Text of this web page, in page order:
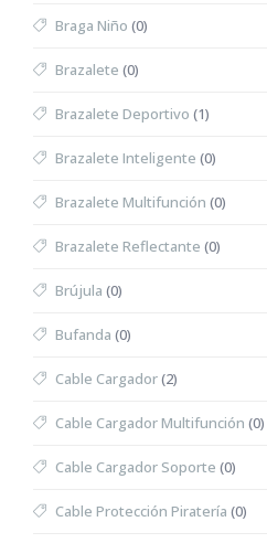
Braga Niño (0)
Brazalete (0)
Brazalete Deportivo (1)
Brazalete Inteligente (0)
Brazalete Multifunción (0)
Brazalete Reflectante (0)
Brújula (0)
Bufanda (0)
Cable Cargador(2)
Cable Cargador Multifunción (0)
Cable Cargador Soporte (0)
Cable Protección Piratería (0)